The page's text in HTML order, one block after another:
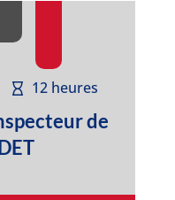
12 heures
de